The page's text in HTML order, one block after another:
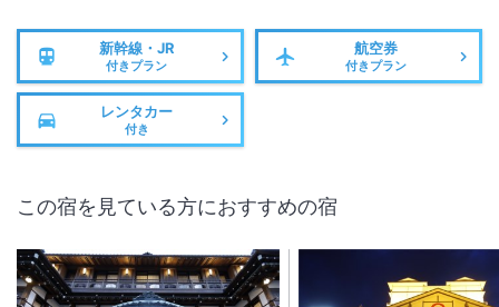
新幹線・JR
付きプラン
航空券
付きプラン
レンタカー
付き
この宿を見ている方におすすめの宿